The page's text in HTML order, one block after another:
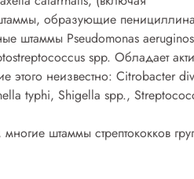
образующие
штаммы Pseudomonas
spp. Обладает
неизвестно: Citrobacter
typhi, Shigella spp.,
штаммы стрептококков